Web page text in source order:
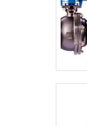
além de
empresa
que